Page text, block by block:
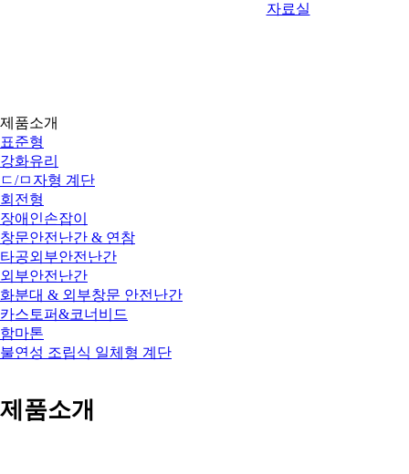
자료실
제품소개
표준형
강화유리
ㄷ/ㅁ자형 계단
회전형
장애인손잡이
창문안전난간 & 연참
타공외부안전난간
외부안전난간
화분대 & 외부창문 안전난간
카스토퍼&코너비드
함마톤
불연성 조립식 일체형 계단
제품소개